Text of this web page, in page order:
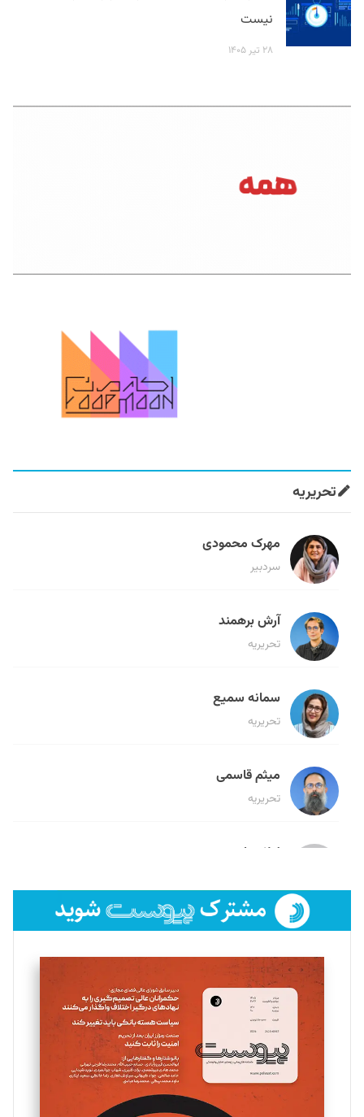
نیست
۲۸ تیر ۱۴۰۵
تحریریه
مهرک محمودی
سردبیر
آرش برهمند
تحریریه
سمانه سمیع
تحریریه
میثم قاسمی
تحریریه
لیلا حنارود
فائزه فتحی رستمی
تحریریه
سروش کرمیان
تحریریه
مینا پاکدل